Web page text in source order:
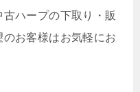
ハープの下取り・販
お客様はお気軽にお